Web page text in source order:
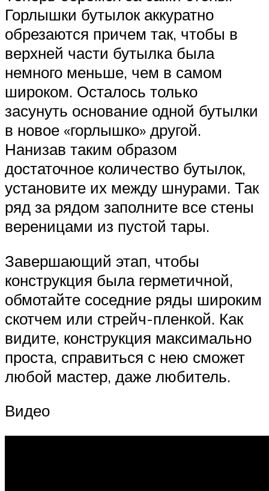
Горлышки бутылок аккуратно
обрезаются причем так, чтобы в
верхней части бутылка была
немного меньше, чем в самом
широком. Осталось только
засунуть основание одной бутылки
в новое «горлышко» другой.
Нанизав таким образом
достаточное количество бутылок,
установите их между шнурами. Так
ряд за рядом заполните все стены
вереницами из пустой тары.
Завершающий этап, чтобы
конструкция была герметичной,
обмотайте соседние ряды широким
скотчем или стрейч-пленкой. Как
видите, конструкция максимально
проста, справиться с нею сможет
любой мастер, даже любитель.
Видео